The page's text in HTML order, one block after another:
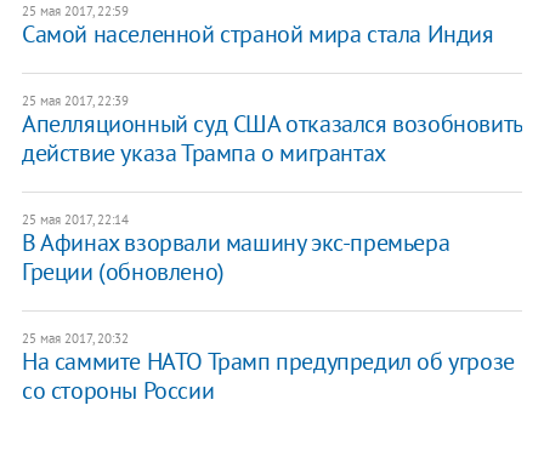
25 мая 2017, 22:59
Самой населенной страной мира стала Индия
25 мая 2017, 22:39
Апелляционный суд США отказался возобновить
действие указа Трампа о мигрантах
25 мая 2017, 22:14
В Афинах взорвали машину экс-премьера
Греции (обновлено)
25 мая 2017, 20:32
На саммите НАТО Трамп предупредил об угрозе
со стороны России